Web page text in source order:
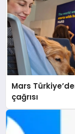
Mars
çağrısı